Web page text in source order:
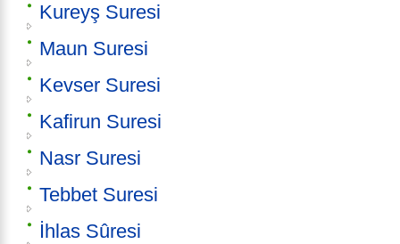
Kureyş Suresi
Maun Suresi
Kevser Suresi
Kafirun Suresi
Nasr Suresi
Tebbet Suresi
İhlas Sûresi